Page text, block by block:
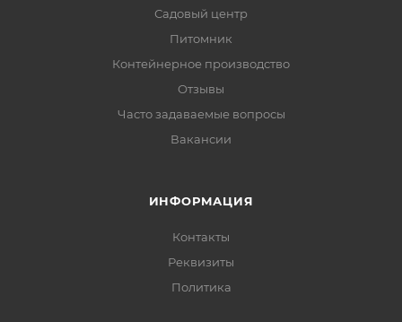
Садовый центр
Питомник
Контейнерное производство
Отзывы
Часто задаваемые вопросы
Вакансии
ИНФОРМАЦИЯ
Контакты
Реквизиты
Политика